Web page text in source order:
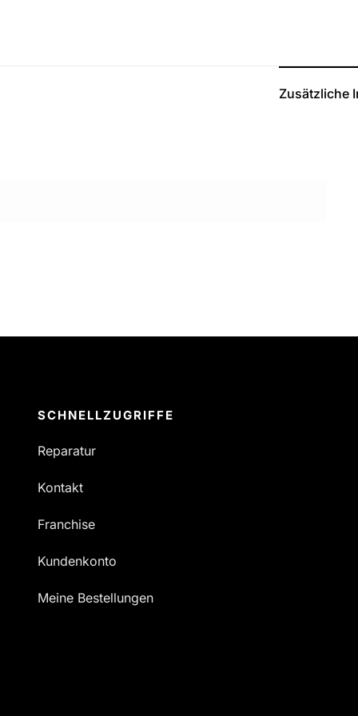
Zusätzliche
SCHNELLZUGRIFFE
Reparatur
Kontakt
Franchise
Kundenkonto
Meine Bestellungen